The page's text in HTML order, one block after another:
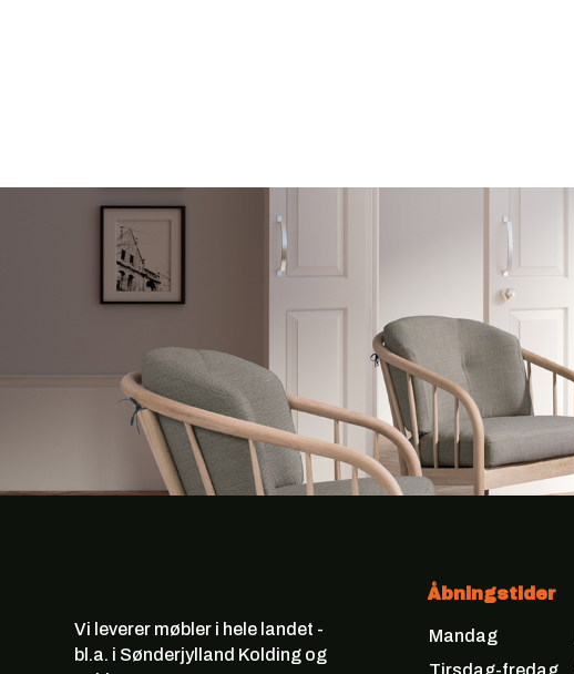
Vi leverer møbler i hele landet -
bl.a. i Sønderjylland Kolding og
Åbningstider
Mandag
Tirsdag-fredag